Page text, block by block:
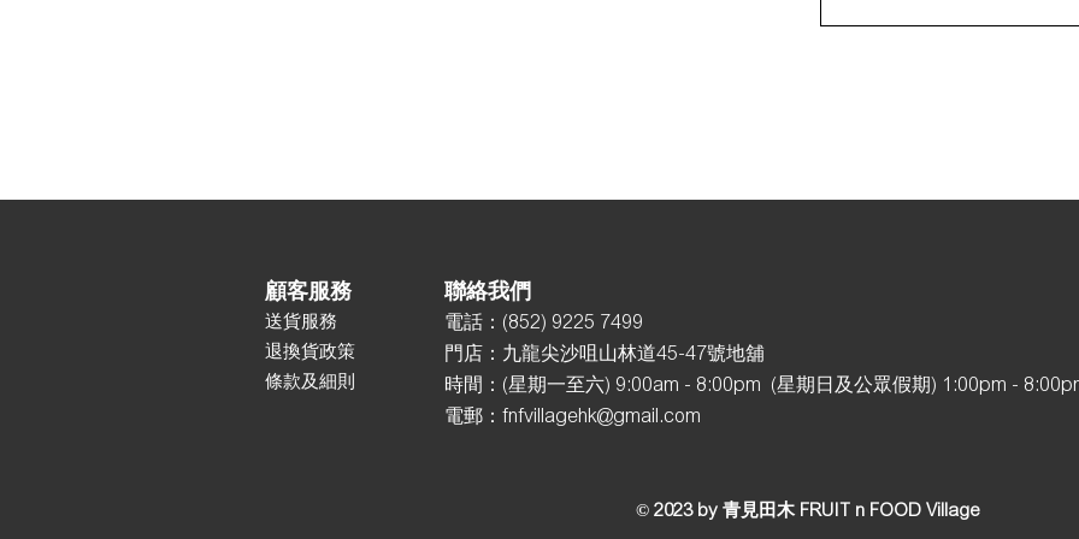
顧客服務
送貨服務
退換貨政策
條款及細則
聯絡我們
電話： (852) 9225 7499
門店： 九龍尖沙咀山林道45-47號地舖
時間：(星期一至六) 9:00am - 8:00pm (星期日及公眾假期) 1:00pm -
電郵： fnfvillagehk@gmail.com
© 2023 by 青見田木 FRUIT n FOOD Village